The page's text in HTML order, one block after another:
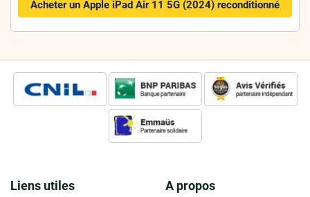
Acheter un Apple iPad Air 11 5G (2024) reconditionné
Liens utiles A propos